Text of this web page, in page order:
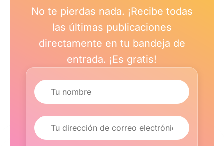
No te pierdas nada. ¡Recibe todas
las últimas publicaciones
directamente en tu bandeja de
entrada. ¡Es gratis!
Nombre
Correo electrónico